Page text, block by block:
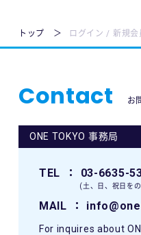
トップ ログイン / 新規会
Contact お
ONE TOKYO 事務局
TEL ： 03-6635-
(土、日、祝日を
MAIL ：
For inquires about